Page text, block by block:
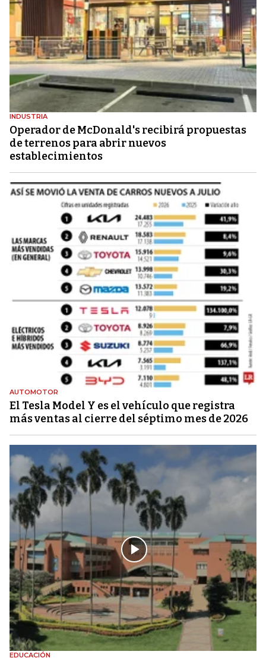
INDUSTRIA
Operador de McDonald's recibirá propuestas
de terrenos para abrir nuevos
establecimientos
AUTOMOTOR
El Tesla Model Y es el vehículo que registra
más ventas al cierre del séptimo mes de 2026
EDUCACIÓN